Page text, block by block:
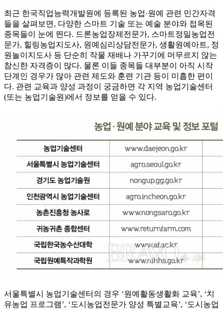
최근 한국직업능력개발원에 등록된 농업·원예 관련 민간자격
들을 살펴보면, 다양한 스마트 기술 또는 예술 분야와 접목된
종목들이 눈에 띈다. 드론농업장제전문가, 스마트정밀농업전
문가, 힐링농업지도사, 원예심리상담전문가, 생활원예아트, 정
원놀이지도사 등 단순히 작물 재배나 가꾸기에 머무르지 않는
참신한 자격증이 많다. 물론 이들 종목들 대부분이 아직 시작
단계인 경우가 많아 관련 제도와 훈련 기관 등이 미흡한 편이
다. 관련 교육과 양성 과정이 궁금하면 각 지역 농업기술센터
(또는 농업기술원)에서 정보를 얻을 수 있다.
서울특별시 농업기술센터의 경우 ‘원예활동생활화 교육’, ‘치
유농업 프로그램’, ‘도시농업전문가 양성 특별교육’, ‘도시농업